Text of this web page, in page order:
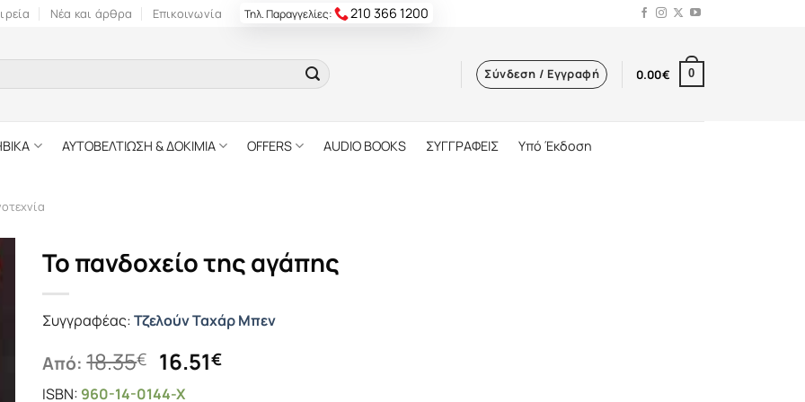
Νέα και άρθρα Επικοινωνία Τηλ. Παραγγελίες: 210 366 1200
Σύνδεση / Εγγραφή 0.00€ 0
ΑΥΤΟΒΕΛΤΙΩΣΗ & ΔΟΚΙΜΙΑ OFFERS AUDIO BOOKS ΣΥΓΓΡΑΦΕΙΣ Υπό Έκδοση
Το πανδοχείο της αγάπης
Συγγραφέας:Τζελούν Ταχάρ Μπεν
Από:18.35€ Original
price
16.51€Η
ISBN: 960-14-0144-X